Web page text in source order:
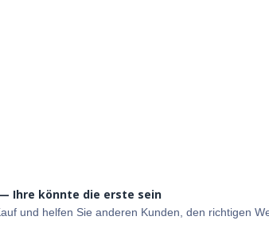
Ihre könnte die erste sein
und helfen Sie anderen Kunden, den richtigen